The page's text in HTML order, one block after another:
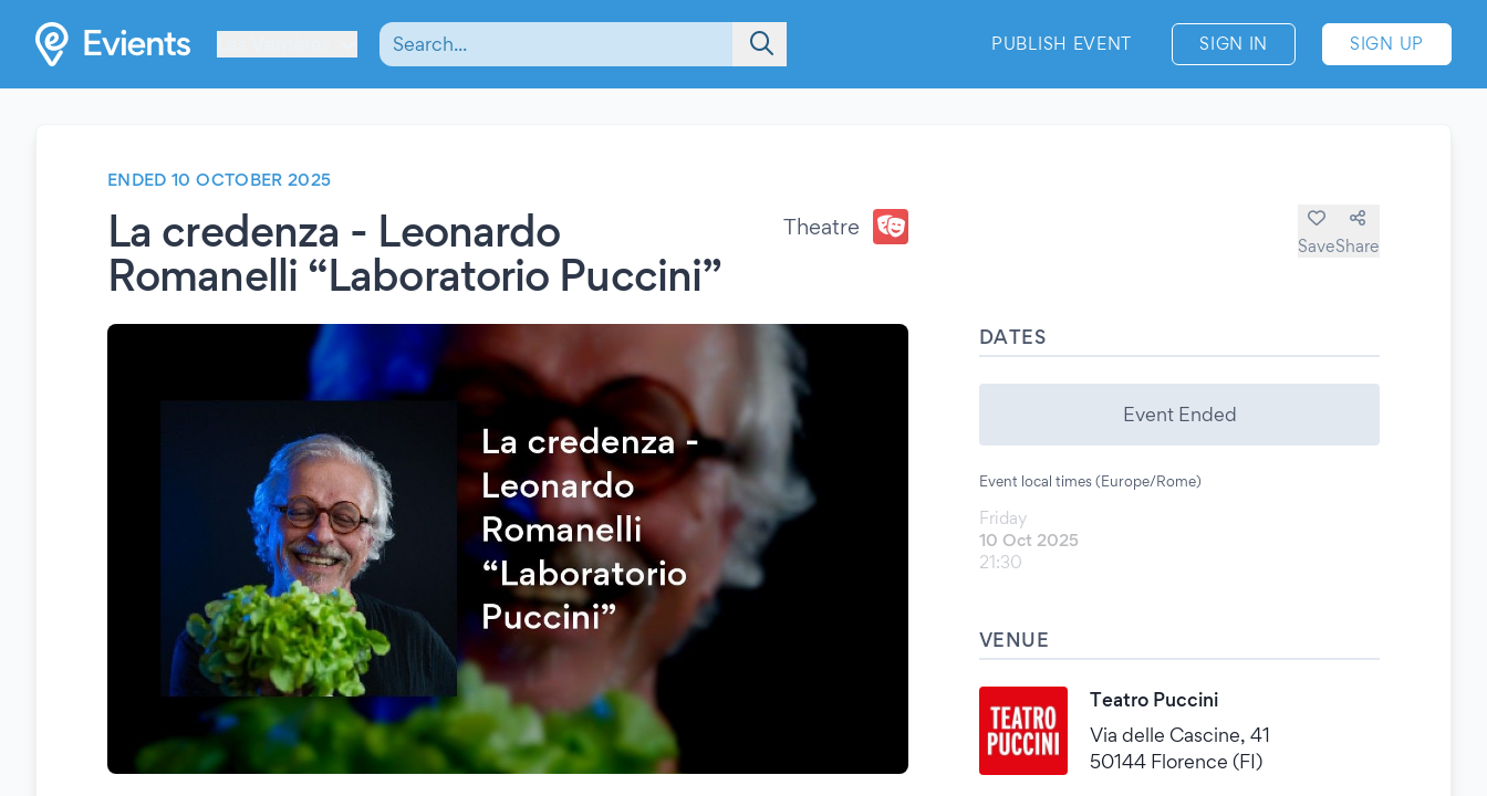
PUBLISH EVENT SIGN IN SIGN UP
ENDED 10 OCTOBER 2025
La credenza - Leonardo
Romanelli “Laboratorio Puccini”
Theatre
SaveShare
DATES
Event Ended
Event local times (Europe/Rome)
Friday
10 Oct 2025
21:30
VENUE
Teatro Puccini
Via delle Cascine, 41
50144 Florence (FI)